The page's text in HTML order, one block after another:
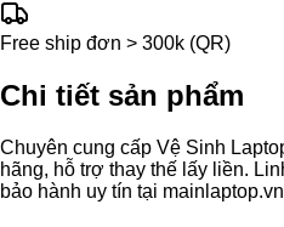
Free ship đơn > 300k (QR)
Chi tiết sản phẩm
Chuyên cung cấp Vệ Sinh
hãng, hỗ trợ thay thế lấy liền.
bảo hành uy tín tại mainlaptop.vn